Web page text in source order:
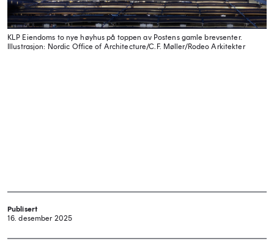
KLP Eiendoms to nye høyhus på toppen av Postens gamle brevsenter.
Illustrasjon: Nordic Office of Architecture/C.F. Møller/Rodeo Arkitekter
Publisert
16. desember 2025